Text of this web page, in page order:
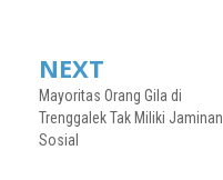
NEXT
Mayoritas Orang Gila di
Trenggalek Tak Miliki Jaminan
Sosial